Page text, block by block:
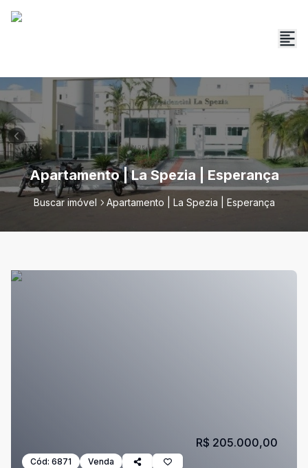
Apartamento | La Spezia | Esperança
Buscar imóvel Apartamento | La Spezia | Esperança
Cód: 6871 Venda
R$ 205.000,00